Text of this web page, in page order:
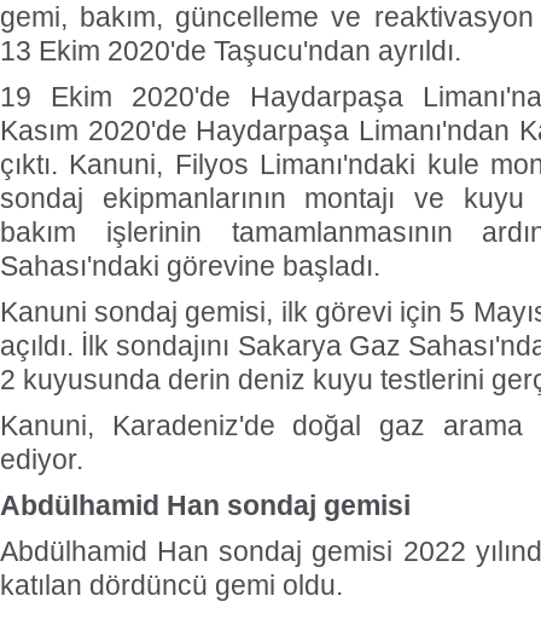
gemi, bakım, güncelleme ve
13 Ekim 2020'de Taşucu'ndan ayrıldı.
19 Ekim 2020'de Haydarpaşa
Kasım 2020'de Haydarpaşa Limanı'ndan
çıktı. Kanuni, Filyos Limanı'ndaki kule
sondaj ekipmanlarının montajı ve
bakım işlerinin tamamlanmasının
Sahası'ndaki görevine başladı.
Kanuni sondaj gemisi, ilk görevi için 5
açıldı. İlk sondajını Sakarya Gaz
2 kuyusunda derin deniz kuyu testlerini
Kanuni, Karadeniz'de doğal gaz arama
ediyor.
Abdülhamid Han sondaj gemisi
Abdülhamid Han sondaj gemisi 2022
katılan dördüncü gemi oldu.